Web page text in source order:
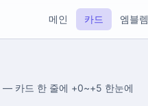
메인 카드 엠블렘
— 카드 한 줄에 +0~+5 한눈에